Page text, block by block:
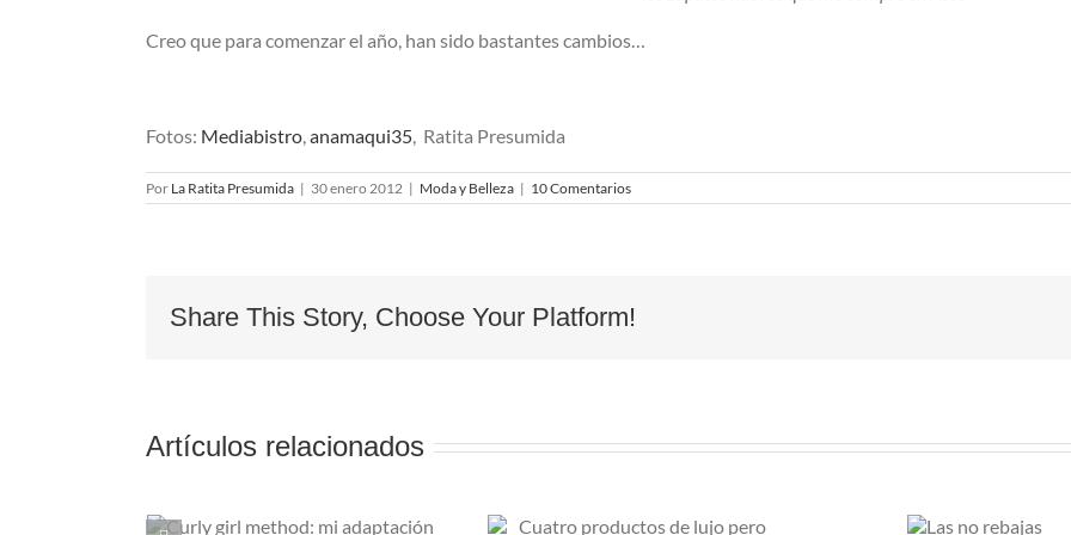
Creo que para comenzar el año, han sido bastantes cambios…
Fotos: Mediabistro,anamaqui35, Ratita Presumida
Por La Ratita Presumida | 30 enero 2012 | Moda y Belleza | 10 Comentarios
Share This Story, Choose Your Platform!
Artículos relacionados